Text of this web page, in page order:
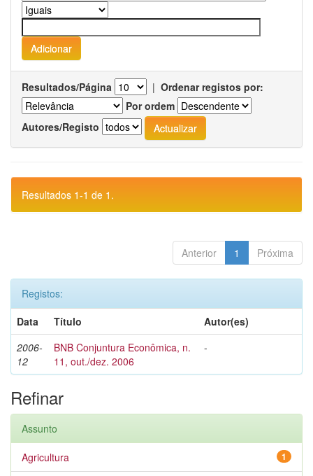
Resultados/Página | Ordenar registos por:
Por ordem
Autores/Registo
Resultados 1-1 de 1.
Anterior 1 Próxima
Registos:
Data
Título
Autor(es)
2006-
12
BNB Conjuntura Econômica, n.
11, out./dez. 2006
-
Refinar
Assunto
1
Agricultura